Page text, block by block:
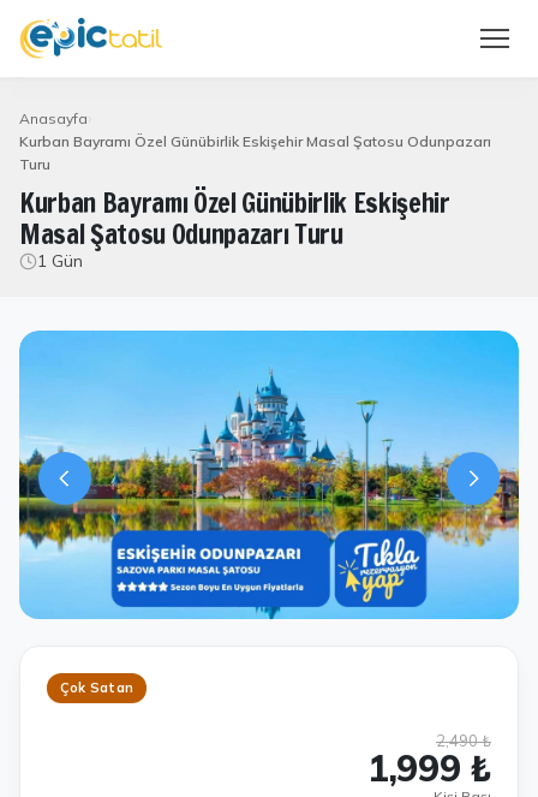
Anasayfa
Kurban Bayramı Özel Günübirlik Eskişehir Masal Şatosu Odunpazarı
Turu
Kurban Bayramı Özel Günübirlik Eskişehir
Masal Şatosu Odunpazarı Turu
1 Gün
Çok Satan
2,490 ₺
1,999 ₺